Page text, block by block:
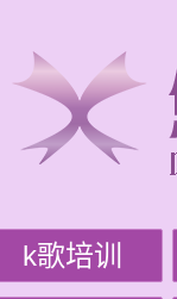
k歌培训